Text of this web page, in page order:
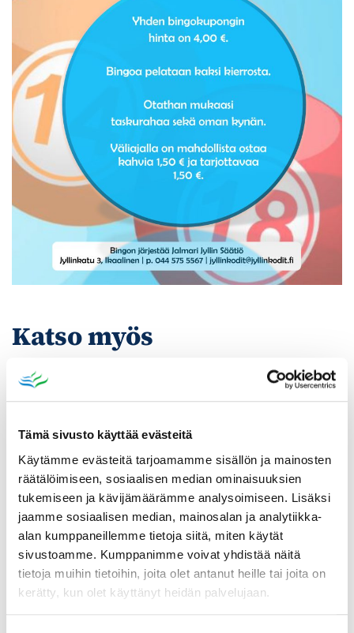
Tämä sivusto käyttää evästeitä
Käytämme evästeitä tarjoamamme sisällön ja mainosten
räätälöimiseen, sosiaalisen median ominaisuuksien
tukemiseen ja kävijämäärämme analysoimiseen. Lisäksi
jaamme sosiaalisen median, mainosalan ja analytiikka-
alan kumppaneillemme tietoja siitä, miten käytät
sivustoamme. Kumppanimme voivat yhdistää näitä
tietoja muihin tietoihin, joita olet antanut heille tai joita on
kerätty, kun olet käyttänyt heidän palvelujaan.
Katso myös
Poistomyynti kirjaston aukioloaikana